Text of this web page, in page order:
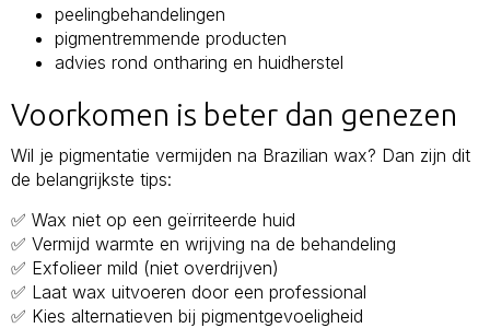
peelingbehandelingen
pigmentremmende producten
advies rond ontharing en huidherstel
Voorkomen is beter dan genezen
Wil je pigmentatie vermijden na Brazilian wax? Dan zijn dit
de belangrijkste tips:
✅ Wax niet op een geïrriteerde huid
✅ Vermijd warmte en wrijving na de behandeling
✅ Exfolieer mild (niet overdrijven)
✅ Laat wax uitvoeren door een professional
✅ Kies alternatieven bij pigmentgevoeligheid